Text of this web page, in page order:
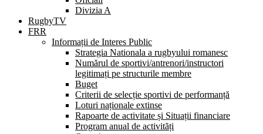
Divizia A
RugbyTV
FRR
Informații de Interes Public
Strategia Nationala a rugbyului romanesc
Numărul de sportivi/antrenori/instructori
legitimați pe structurile membre
Buget
Criterii de selecție sportivi de performanță
Loturi naționale extinse
Rapoarte de activitate și Situații financiare
Program anual de activități